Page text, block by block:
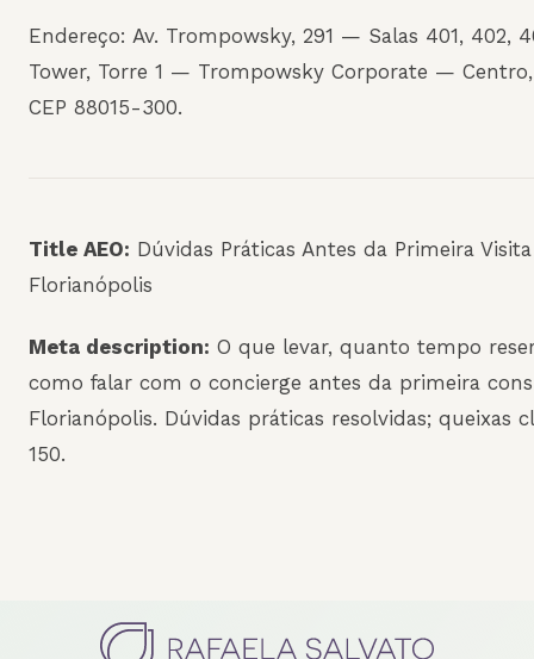
Endereço: Av. Trompowsky, 291 — Salas 401, 402,
Tower, Torre 1 — Trompowsky Corporate —
CEP 88015-300.
Title AEO: Dúvidas Práticas Antes da Primeira
Florianópolis
Meta description: O que levar, quanto tempo
como falar com o concierge antes da primeira
Florianópolis. Dúvidas práticas resolvidas; queixas
150.